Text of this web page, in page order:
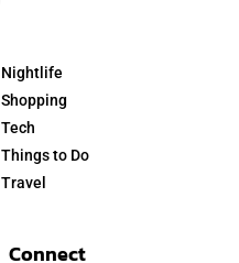
Nightlife
Shopping
Tech
Things to Do
Travel
Connect